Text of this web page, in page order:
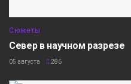
Сюжеты
Север в научном разрезе
05 августа 286